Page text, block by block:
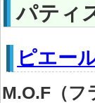
パティ
ピエー
M.O.F（フ